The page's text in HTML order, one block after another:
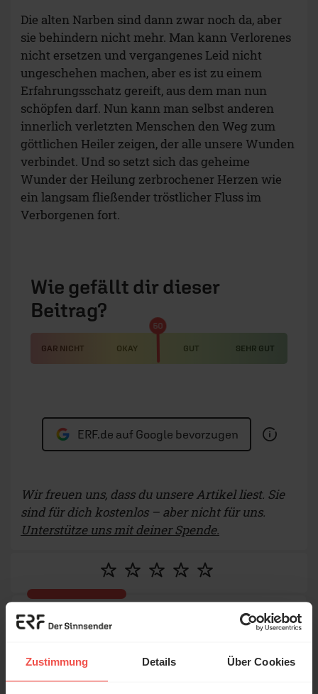
Zustimmung Details Über Cookies
Die alten Narben sind dann zwar noch da, aber
sie behindern nicht mehr. Man kann Verlorenes
nicht ersetzen und vergangenes Leid nicht
ungeschehen machen, aber es ist zu einem
Erfahrungsschatz gereift, aus dem man nun
schöpfen darf. Nun kann man selbst anderen
innerlich verletzten Menschen den Weg zum
göttlichen Heiler zeigen, der alle unsere Wunden
verbindet. Und so setzt sich das geheime
Wunder der Heilung zerbrochener Herzen wie
ein langsam fließender tröstlicher Fluss im
Verborgenen fort.
Wie gefällt dir dieser
Beitrag?
GAR NICHT OKAY GUT SEHR GUT
50
ERF.de auf Google bevorzugen
Wir freuen uns, dass du unsere Artikel liest. Sie
sind für dich kostenlos – aber nicht für uns.
Unterstütze uns mit deiner Spende.